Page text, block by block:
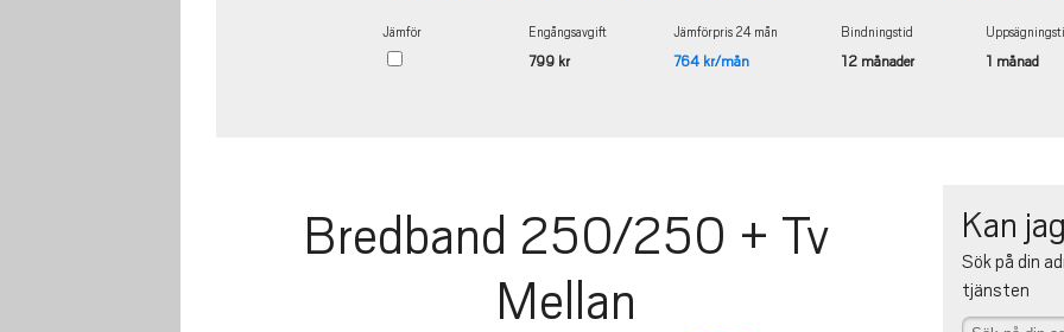
Jämför Engångsavgift
799 kr
Jämförpris 24 mån
764 kr/mån
Bindningstid
12 månader 1 månad
Bredband 250/250 + Tv
Mellan
Kan
Sök på din
tjänsten